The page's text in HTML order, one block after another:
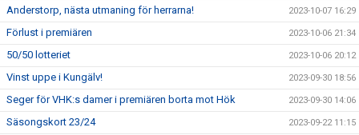
Anderstorp, nästa utmaning för herrarna! 2023-10-07 16:29
Förlust i premiären 2023-10-06 21:34
50/50 lotteriet 2023-10-06 20:12
Vinst uppe i Kungälv! 2023-09-30 18:56
Seger för VHK:s damer i premiären borta mot Hök 2023-09-30 14:06
Säsongskort 23/24 2023-09-22 11:15